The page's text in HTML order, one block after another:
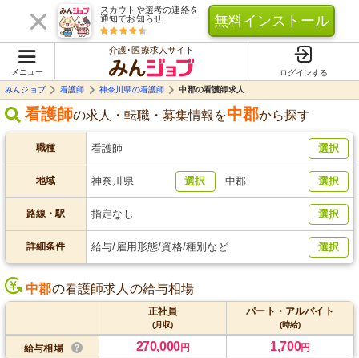
スカウトや選考の連絡を
通知でお知らせ
無料インストール
メニュー
介護･医療求人サイト
ログインする
みんジョブ
看護師 神奈川県の看護師 中郡の看護師求人
看護師の求人・転職・募集情報を中郡から探す
職種 看護師 選択
地域 神奈川県 選択 中郡 選択
路線・駅 指定なし 選択
詳細条件 給与/雇用形態/資格/種別など 選択
中郡の看護師求人の給与相場
正社員
(月収)
パート・アルバイト
(時給)
給与相場 270,000円 1,700円